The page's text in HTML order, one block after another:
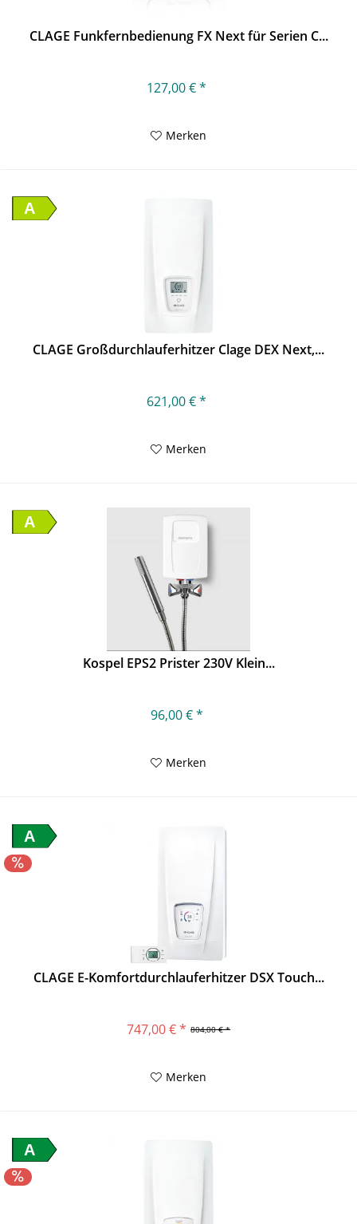
CLAGE Funkfernbedienung FX Next für Serien C...
127,00 € *
Merken
A
CLAGE Großdurchlauferhitzer Clage DEX Next,...
621,00 € *
Merken
A
Kospel EPS2 Prister 230V Klein...
96,00 € *
Merken
A
CLAGE E-Komfortdurchlauferhitzer DSX Touch...
804,00 € *
747,00 € *
Merken
A